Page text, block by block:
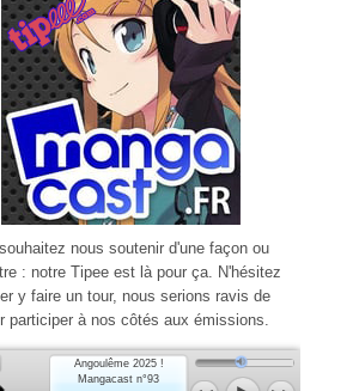
nous soutenir d'une façon ou
: notre Tipee est là pour ça. N'hésitez
y faire un tour, nous serions ravis de
participer à nos côtés aux émissions.
Angoulême 2025 !
Mangacast n°93